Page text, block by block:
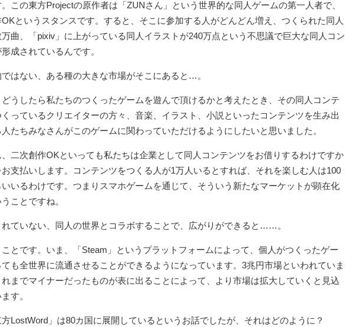
この東方Projectの原作者は「ZUNさん」という世界的な同人ゲームの第一人者で、
OKというスタンスです。すると、そこに参加する人がどんどん増え、つくられた同人
曲、「pixiv」に上がっている同人イラストが240万点という不思議で巨大な同人コン
成されているんです。
はない、ある種の大きな市場がそこにあると…。
うしたら私たちのつくったゲームを遊んで頂けるかと考えたとき、その同人コンテ
くっているクリエイターの方々、音楽、イラスト、小説といったコンテンツを生み出
人たちみなさんがこのゲームに関わっていただけるようにしたいと思いました。
、二次創作OKといっても私たちは企業として同人コンテンツをお借りするわけですか
お支払いします。コンテンツをつくる人が1万人いるとすれば、それを楽しむ人は100
いるわけです。つまりスマホゲームを通じて、そういう新たなマーケットが顕在化
ことですね。
ていない、同人の世界とコラボすることで、広がりができると……。
とです。いま、「Steam」というプラットフォームによって、個人がつくったゲー
ても全世界に流通させることができるようになっています。3兆円市場といわれていま
までマイナーだったものが表に出ることによって、より市場は拡大していくと見込
す。
LostWord」は80カ国に展開しているというお話でしたが、それはどのように？